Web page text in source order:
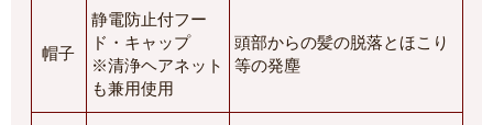
帽子
静電防止付フー
ド・キャップ
※清浄ヘアネット
も兼用使用
頭部からの髪の脱落とほこり
等の発塵